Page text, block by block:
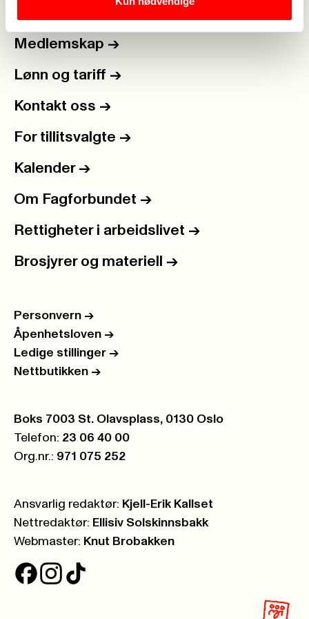
Medlemskap ->
Lønn og tariff ->
Kontakt oss ->
For tillitsvalgte ->
Kalender ->
Om Fagforbundet ->
Rettigheter i arbeidslivet ->
Brosjyrer og materiell ->
Personvern ->
Åpenhetsloven ->
Ledige stillinger ->
Nettbutikken ->
Postboks:
Boks 7003 St. Olavsplass, 0130 Oslo
Telefon: 23 06 40 00
Org.nr.: 971 075 252
Ansvarlig redaktør: Kjell-Erik Kallset
Nettredaktør: Ellisiv Solskinnsbakk
Webmaster: Knut Brobakken